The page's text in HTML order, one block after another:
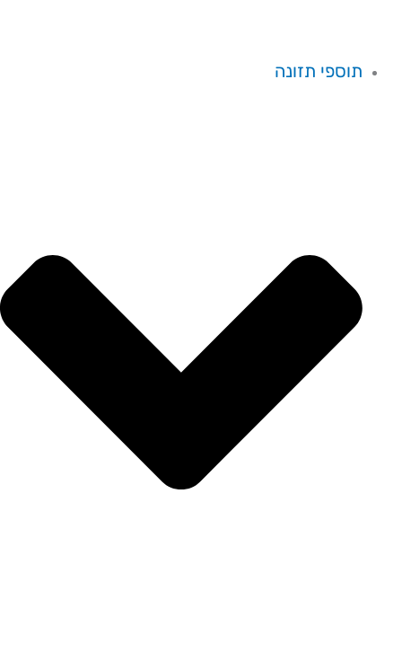
תוספי תזונה